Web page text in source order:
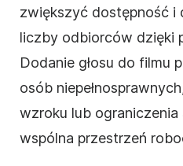
zwiększyć dostępność i
liczby odbiorców dzięki
Dodanie głosu do filmu
osób
wzroku lub
wspólna przestrzeń